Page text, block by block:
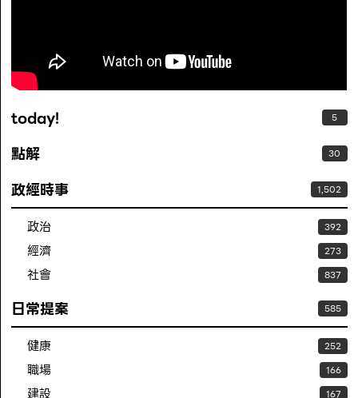
today! 5
點解 30
政經時事 1,502
政治 392
經濟 273
社會 837
日常提案 585
健康 252
職場 166
建設 167